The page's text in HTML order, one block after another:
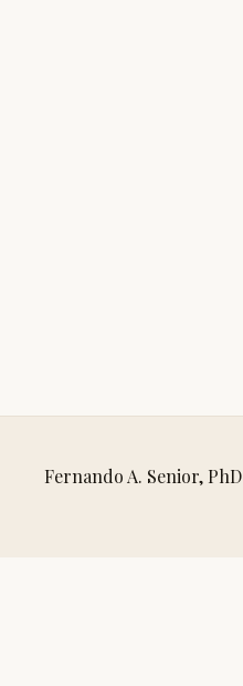
Fernando A. Senior, PhD